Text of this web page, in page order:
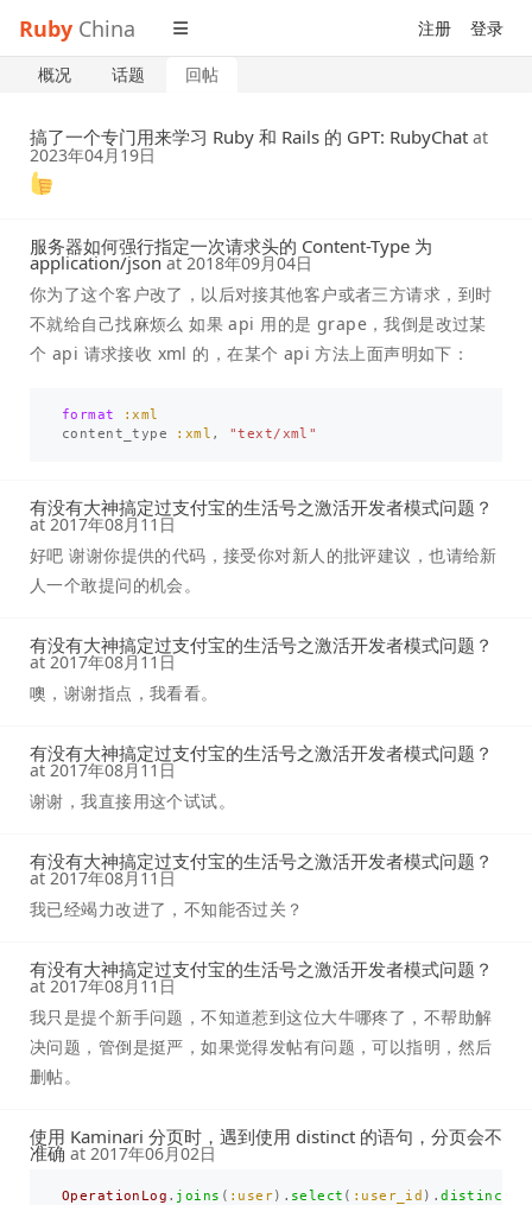
Ruby China 注册 登录
概况 话题 回帖
搞了一个专门用来学习 Ruby 和 Rails 的 GPT: RubyChat at
2023年04月19日
服务器如何强行指定一次请求头的 Content-Type 为
application/json at2018年09月04日
你为了这个客户改了，以后对接其他客户或者三方请求，到时
不就给自己找麻烦么 如果 api 用的是 grape，我倒是改过某
个 api 请求接收 xml 的，在某个 api 方法上面声明如下：
format
:xml
content_type
:xml , "text/xml"
有没有大神搞定过支付宝的生活号之激活开发者模式问题？
at2017年08月11日
好吧 谢谢你提供的代码，接受你对新人的批评建议，也请给新
人一个敢提问的机会。
有没有大神搞定过支付宝的生活号之激活开发者模式问题？
at2017年08月11日
噢，谢谢指点，我看看。
有没有大神搞定过支付宝的生活号之激活开发者模式问题？
at2017年08月11日
谢谢，我直接用这个试试。
有没有大神搞定过支付宝的生活号之激活开发者模式问题？
at2017年08月11日
我已经竭力改进了，不知能否过关？
有没有大神搞定过支付宝的生活号之激活开发者模式问题？
at2017年08月11日
我只是提个新手问题，不知道惹到这位大牛哪疼了，不帮助解
决问题，管倒是挺严，如果觉得发帖有问题，可以指明，然后
删帖。
使用 Kaminari 分页时，遇到使用 distinct 的语句，分页会不
准确 at 2017年06月02日
OperationLog . joins ( :user). select ( :user_id ).distinct